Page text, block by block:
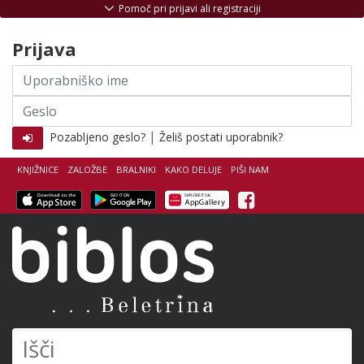
KNJIŽNICE ZALOŽBE BRALNIKI KAKO DELUJE PIŠI NAM
Facebook
Pomoč pri prijavi ali registraciji
Prijava
Uporabniško
ime
Geslo
Pozabljeno geslo? | Želiš postati uporabnik?